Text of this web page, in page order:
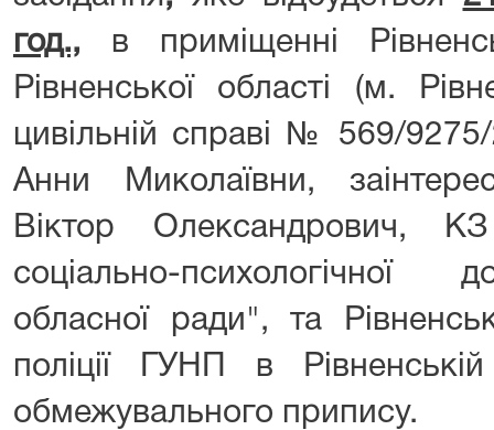
год., в приміщенні
Рівненської області (м.
цивільній справі № 569/
Анни Миколаївни,
Віктор Олександрович,
соціально-психологічної
обласної ради", та
поліції ГУНП в
обмежувального припису.